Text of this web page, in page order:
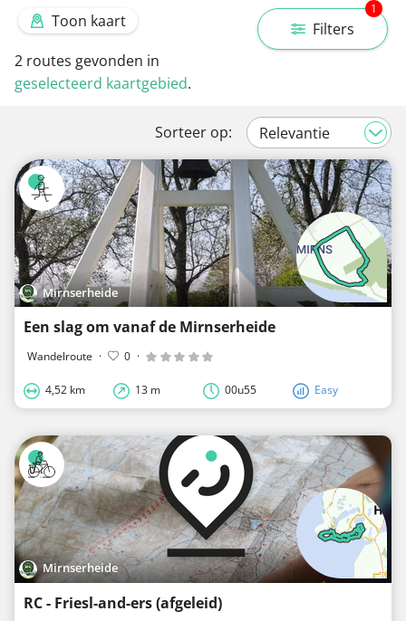
Filters
1
Toon kaart
2 routes gevonden in
geselecteerd kaartgebied.
Sorteer op:
Mirnserheide
Een slag om vanaf de Mirnserheide
Wandelroute · 0 ·
4,52 km 13 m 00u55 Easy
Mirnserheide
RC - Friesl-and-ers (afgeleid)